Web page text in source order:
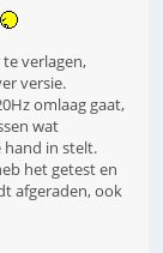
verlagen,
versie.
omlaag gaat,
wat
hand in stelt.
het getest en
afgeraden, ook